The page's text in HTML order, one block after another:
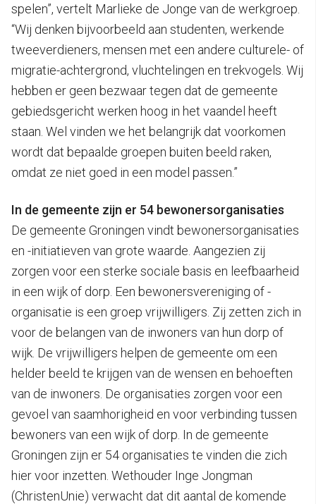
spelen”, vertelt Marlieke de Jonge van de werkgroep.
“Wij denken bijvoorbeeld aan studenten, werkende
tweeverdieners, mensen met een andere culturele- of
migratie-achtergrond, vluchtelingen en trekvogels. Wij
hebben er geen bezwaar tegen dat de gemeente
gebiedsgericht werken hoog in het vaandel heeft
staan. Wel vinden we het belangrijk dat voorkomen
wordt dat bepaalde groepen buiten beeld raken,
omdat ze niet goed in een model passen.”
In de gemeente zijn er 54 bewonersorganisaties
De gemeente Groningen vindt bewonersorganisaties
en -initiatieven van grote waarde. Aangezien zij
zorgen voor een sterke sociale basis en leefbaarheid
in een wijk of dorp. Een bewonersvereniging of -
organisatie is een groep vrijwilligers. Zij zetten zich in
voor de belangen van de inwoners van hun dorp of
wijk. De vrijwilligers helpen de gemeente om een
helder beeld te krijgen van de wensen en behoeften
van de inwoners. De organisaties zorgen voor een
gevoel van saamhorigheid en voor verbinding tussen
bewoners van een wijk of dorp. In de gemeente
Groningen zijn er 54 organisaties te vinden die zich
hier voor inzetten. Wethouder Inge Jongman
(ChristenUnie) verwacht dat dit aantal de komende